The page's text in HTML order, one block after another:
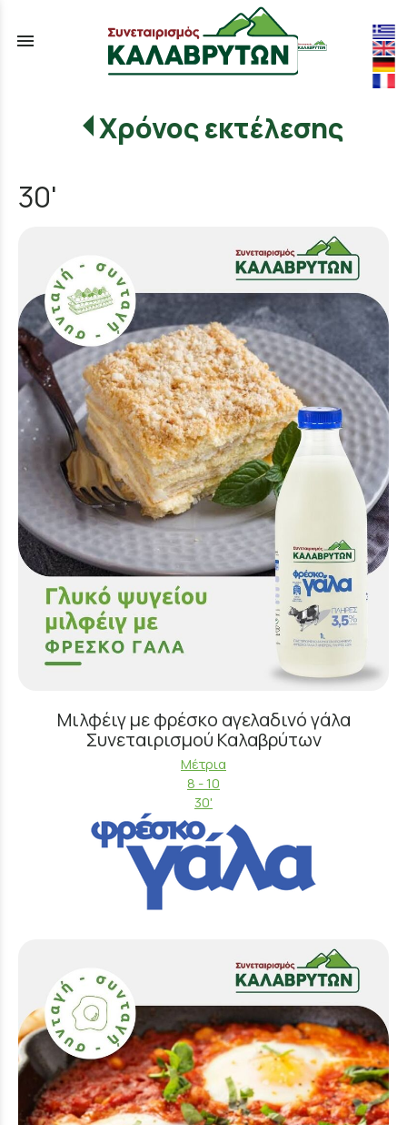
menu
Χρόνος εκτέλεσης
30'
Μιλφέιγ με φρέσκο αγελαδινό γάλα
Συνεταιρισμού Καλαβρύτων
Μέτρια
8 - 10
30'